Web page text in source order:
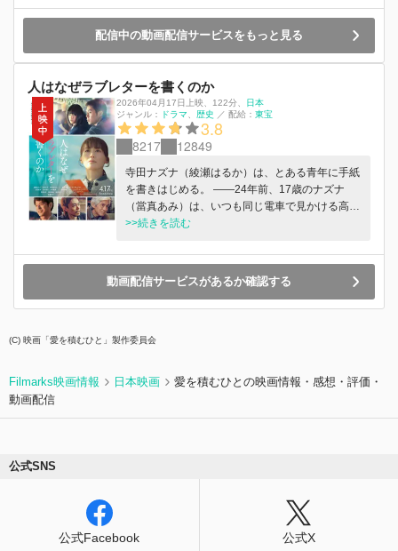
配信中の動画配信サービスをもっと見る
人はなぜラブレターを書くのか
2026年04月17日上映、 122分、 日本
ジャンル：
ドラマ 歴史 ／ 配給： 東宝
3.8
8217 12849
寺田ナズナ（綾瀬はるか）は、とある青年に手紙
を書きはじめる。 ――24年前、17歳のナズナ
（當真あみ）は、いつも同じ電車で見かける高校
生・富久信介（細田佳央太）にひそかな想いを抱
夢中な生活を送り、プロボクサーを目指してい
た。そんな彼らに、運命の日、2000年3月8日が
訪れる。 ――2024年、ナズナからの手紙を受け
取った信介の父・隆治（佐藤浩市）。その手紙の
りえなかった信介の在りし日が明らかになってい
じめる。 愛する者を亡くして生き続けた隆治と
>>続きを読む
動画配信サービスがあるか確認する
(C) 映画「愛を積むひと」製作委員会
Filmarks映画情報 日本映画
愛を積むひとの映画情報・感想・評価・
動画配信
公式SNS
公式Facebook 公式X